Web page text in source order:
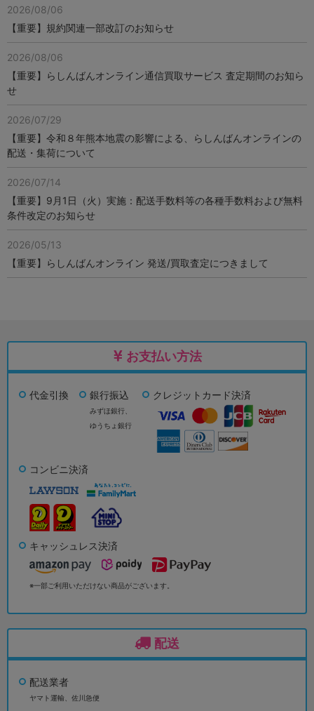
2026/08/06
【重要】規約関連一部改訂のお知らせ
2026/08/06
【重要】らしんばんオンライン通信買取サービス 査定期間のお知ら
せ
2026/07/29
【重要】令和８年熊本地震の影響による、らしんばんオンラインの
配送・集荷について
2026/07/14
【重要】9月1日（火）実施：配送手数料等の各種手数料および無料
条件改定のお知らせ
2026/05/13
【重要】らしんばんオンライン 発送/買取査定につきまして
お支払い方法
代金引換 銀行振込
みずほ銀行、
ゆうちょ銀行
クレジットカード決済
コンビニ決済
キャッシュレス決済
※一部ご利用いただけない商品がございます。
配送
配送業者
ヤマト運輸、佐川急便